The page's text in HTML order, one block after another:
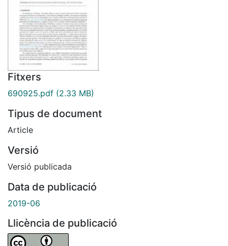
Fitxers
690925.pdf (2.33 MB)
Tipus de document
Article
Versió
Versió publicada
Data de publicació
2019-06
Llicència de publicació